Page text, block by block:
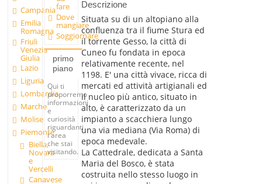
Campania
Emilia
Romagna
Friuli
Venezia
Giulia
Lazio
Liguria
Lombardia
Marche
Molise
Piemonte
Biella,
Novara
e
Vercelli
Canavese
fare
Dove
mangiare
Soggiornare
primo
piano
Qui ti
proporremo
informazioni
e
curiosità
riguardanti
l'area
che stai
visitando.
Descrizione
Situata su di un altopiano alla
confluenza tra il fiume Stura ed
il torrente Gesso, la città di
Cuneo fu fondata in epoca
relativamente recente, nel
1198. E' una città vivace, ricca di
mercati ed attività artigianali ed
il nucleo più antico, situato in
alto, è caratterizzato da un
impianto a scacchiera lungo
una via mediana (Via Roma) di
epoca medevale.
La Cattedrale, dedicata a Santa
Maria del Bosco, è stata
costruita nello stesso luogo in